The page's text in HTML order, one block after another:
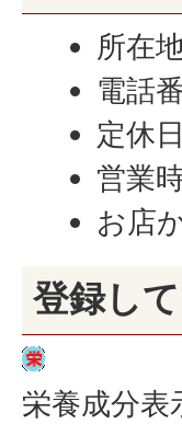
所在
電話
定休日
営業
お店
登録し
栄養成分表